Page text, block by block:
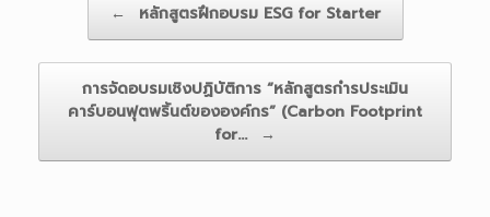
← หลักสูตรฝึกอบรม ESG for Starter
การจัดอบรมเชิงปฏิบัติการ “หลักสูตรกำรประเมิน
คาร์บอนฟุตพริ้นต์ขององค์กร” (Carbon Footprint
for…
→